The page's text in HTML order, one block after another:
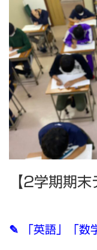
【2学期期末
✎ 「英語」「数